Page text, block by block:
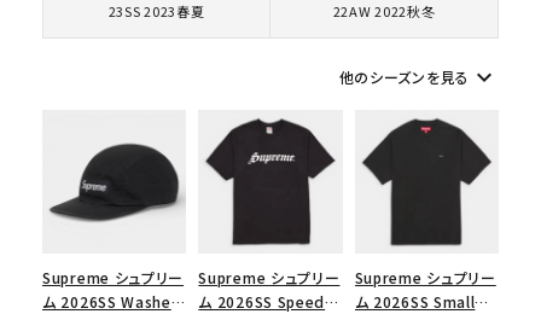
コラボレーションブランドから探す
並び順
円 ～
円
23SS 2023春夏 22AW 2022秋冬
他のシーズンを見る keyboard_arrow_down
Supreme シュプリー
ム 2026SS Washed
Supreme シュプリー
ム 2026SS Speed
Supreme シュプリー
ム 2026SS Small